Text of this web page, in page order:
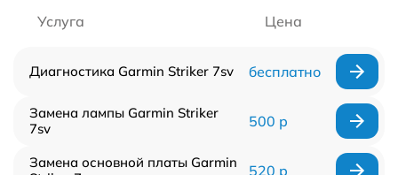
Услуга Цена
Диагностика Garmin Striker 7sv бесплатно
Замена лампы Garmin Striker
7sv
500 р
Замена основной платы Garmin
520 р